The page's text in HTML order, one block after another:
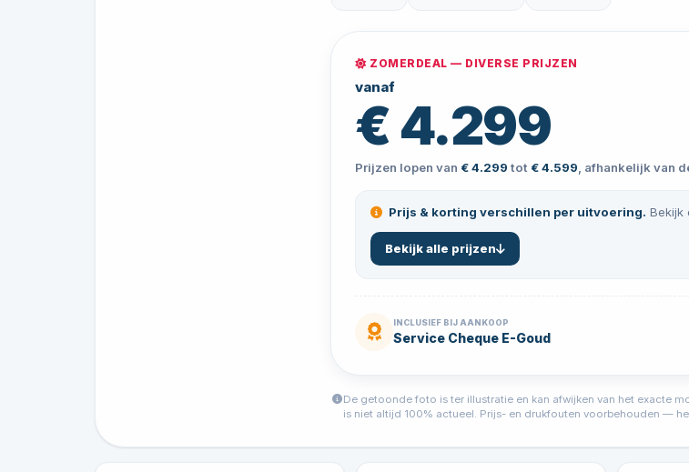
ZOMERDEAL — DIVERSE PRIJZEN
vanaf
€ 4.299
Prijzen lopen van € 4.299 tot € 4.599 , afhankelijk van
Prijs & korting verschillen per uitvoering. Bekijk
Bekijk alle prijzen
INCLUSIEF BIJ AANKOOP
Service Cheque E-Goud
De getoonde foto is ter illustratie en kan afwijken van het exacte
is niet altijd 100% actueel. Prijs- en drukfouten voorbehouden —